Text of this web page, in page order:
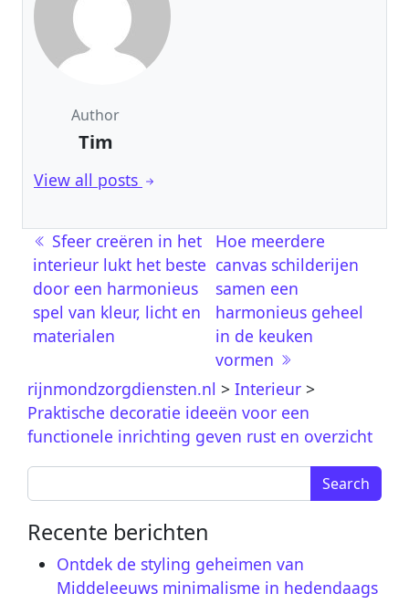
Author
Tim
View all posts
Berichtnavigatie
Sfeer creëren in het
interieur lukt het beste
door een harmonieus
spel van kleur, licht en
materialen
Hoe meerdere
canvas schilderijen
samen een
harmonieus geheel
in de keuken
vormen
rijnmondzorgdiensten.nl > Interieur >
Praktische decoratie ideeën voor een
functionele inrichting geven rust en overzicht
Search for:
Recente berichten
Ontdek de styling geheimen van
Middeleeuws minimalisme in hedendaags